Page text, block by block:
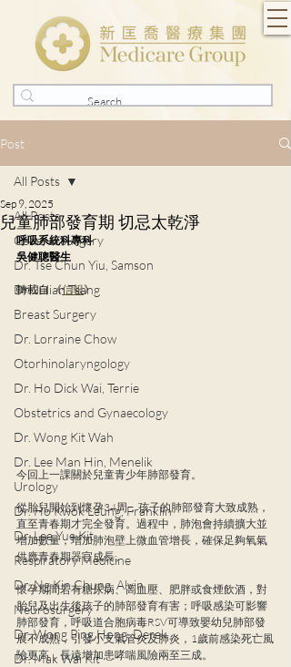
Post
All Posts
General Surgery
Dr. Tse Chun Yiu, Samson
Dr. Julian Tsang
Breast Surgery
Dr. Lorraine Chow
Otorhinolaryngology
Dr. Ho Dick Wai, Terrie
Obstetrics and Gynaecology
Dr. Wong Kit Wah
Dr. Lee Man Hin, Menelik
Urology
Dr. Ho Kwok Leung, Franklin
Dr. Lee Yue Kit
Respiratory Medicine
Dr. Ng Kin Chung, Alvin
Neurosurgery
Dr. Wong Ping Hong, Derek
Dr. Mak Wai Kit
All Posts
兒童肺部發育期 切忌太乾淨
Sep 9, 2025
呼吸系統科專科
吳健聰醫生
轉載自 《信報》
今回上一課關於兒童青少年肺部發育。
從胎兒開始到懷孕34周，孩子的肺部發育大致成熟，
直至青春期才完全發育。過程中，肺泡會持續擴大並
增加數量，增加肺泡壁上微血管增長，確保足夠氧氣
供應青春期器官成長。
懷孕期間若有糖尿病、高血壓、肥胖或食煙飲酒，對
胎兒及出生後孩子的肺部發育有害；呼吸感染可影響
肺部發育，呼吸道合胞病毒RSV可導致嬰幼兒肺部發
展不成熟，引發小支氣管炎及肺炎，1歲前感染死亡風
險更高，長遠增加患哮喘風險兩至三成。